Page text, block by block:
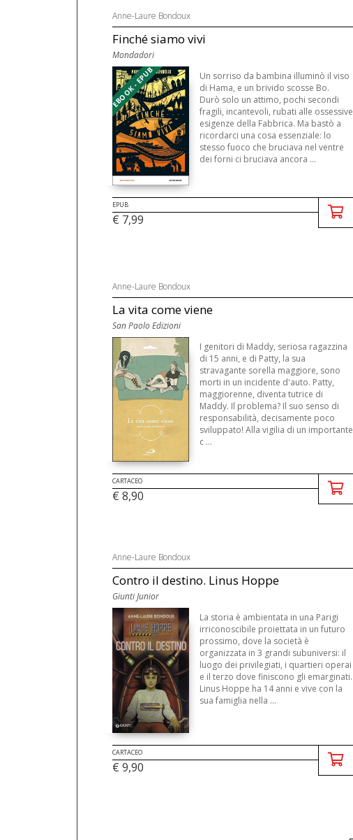
Anne-Laure Bondoux
Finché siamo vivi
Mondadori
EBOOK - EPUB
Un sorriso da bambina illuminò il viso
di Hama, e un brivido scosse Bo.
Durò solo un attimo, pochi secondi
fragili, incantevoli, rubati alle ossessive
esigenze della Fabbrica. Ma bastò a
ricordarci una cosa essenziale: lo
stesso fuoco che bruciava nel ventre
dei forni ci bruciava ancora ...
EPUB
€ 7,99
Anne-Laure Bondoux
La vita come viene
San Paolo Edizioni
I genitori di Maddy, seriosa ragazzina
di 15 anni, e di Patty, la sua
stravagante sorella maggiore, sono
morti in un incidente d'auto. Patty,
maggiorenne, diventa tutrice di
Maddy. Il problema? Il suo senso di
responsabilità, decisamente poco
sviluppato! Alla vigilia di un importante
c ...
CARTACEO
€ 8,90
Anne-Laure Bondoux
Contro il destino. Linus Hoppe
Giunti Junior
La storia è ambientata in una Parigi
irriconoscibile proiettata in un futuro
prossimo, dove la società è
organizzata in 3 grandi subuniversi: il
luogo dei privilegiati, i quartieri operai
e il terzo dove finiscono gli emarginati.
Linus Hoppe ha 14 anni e vive con la
sua famiglia nella ...
CARTACEO
€ 9,90